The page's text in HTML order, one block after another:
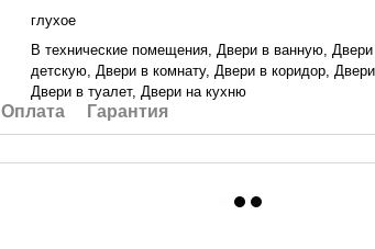
глухое
В технические помещения, Двери в ванную,
детскую, Двери в комнату, Двери в коридор,
Двери в туалет, Двери на кухню
Оплата Гарантия